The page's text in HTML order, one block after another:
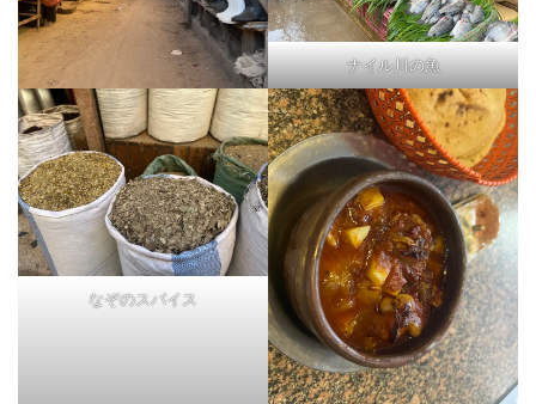
ナイル川の魚
なぞのスパイス